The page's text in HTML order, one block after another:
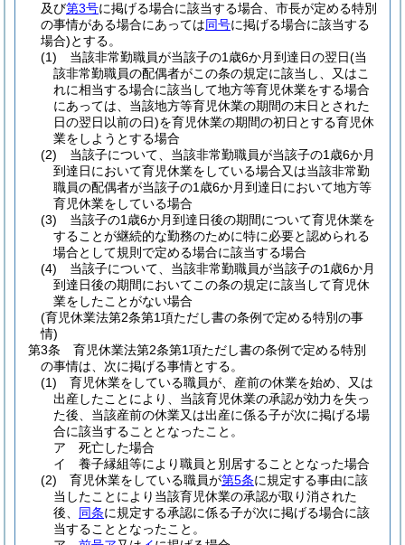
及び第3号に掲げる場合に該当する場合、市長が定める特別
の事情がある場合にあっては同号に掲げる場合に該当する
場合)とする。
(1)
当該非常勤職員が当該子の1歳6か月到達日の翌日(当
該非常勤職員の配偶者がこの条の規定に該当し、又はこ
れに相当する場合に該当して地方等育児休業をする場合
にあっては、当該地方等育児休業の期間の末日とされた
日の翌日以前の日)を育児休業の期間の初日とする育児休
業をしようとする場合
(2)
当該子について、当該非常勤職員が当該子の1歳6か月
到達日において育児休業をしている場合又は当該非常勤
職員の配偶者が当該子の1歳6か月到達日において地方等
育児休業をしている場合
(3)
当該子の1歳6か月到達日後の期間について育児休業を
することが継続的な勤務のために特に必要と認められる
場合として規則で定める場合に該当する場合
(4)
当該子について、当該非常勤職員が当該子の1歳6か月
到達日後の期間においてこの条の規定に該当して育児休
業をしたことがない場合
(育児休業法第2条第1項ただし書の条例で定める特別の事
情)
第3条
育児休業法第2条第1項ただし書の条例で定める特別
の事情は、次に掲げる事情とする。
(1)
育児休業をしている職員が、産前の休業を始め、又は
出産したことにより、当該育児休業の承認が効力を失っ
た後、当該産前の休業又は出産に係る子が次に掲げる場
合に該当することとなったこと。
ア
死亡した場合
イ
養子縁組等により職員と別居することとなった場合
(2)
育児休業をしている職員が第5条に規定する事由に該
当したことにより当該育児休業の承認が取り消された
後、 同条に規定する承認に係る子が次に掲げる場合に該
当することとなったこと。